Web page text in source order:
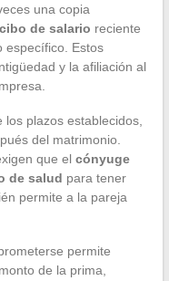
una copia
de salario reciente
específico. Estos
y la afiliación al
plazos establecidos,
del matrimonio.
que el cónyuge
de salud para tener
permite a la pareja
permite
de la prima,